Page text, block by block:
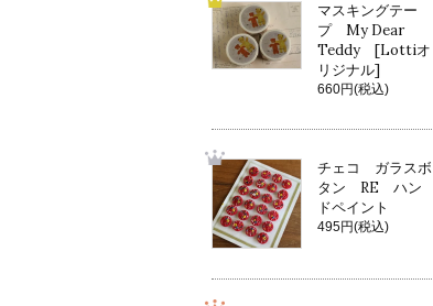
マスキングテー
プ My Dear
Teddy [Lottiオ
リジナル]
660円(税込)
チェコ ガラスボ
タン RE ハン
ドペイント
495円(税込)